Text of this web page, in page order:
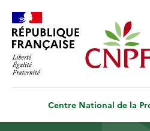
contenu
principal
Centre National de la